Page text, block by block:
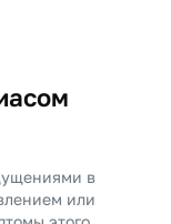
в
или